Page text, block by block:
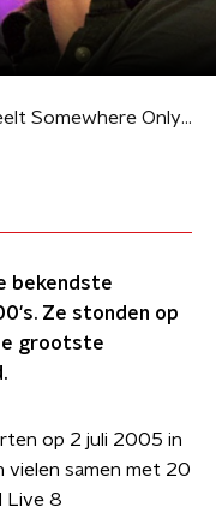
Keane speelt Somewhere Only We Know tijdens Live 8
bekendste
Ze stonden op
grootste
op 2 juli 2005 in
vielen samen met 20
Live 8